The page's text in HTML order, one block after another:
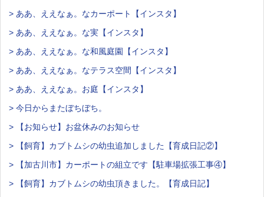
> ああ、ええなぁ。なカーポート【インスタ】
> ああ、ええなぁ。な実【インスタ】
> ああ、ええなぁ。な和風庭園【インスタ】
> ああ、ええなぁ。なテラス空間【インスタ】
> ああ、ええなぁ。お庭【インスタ】
> 今日からまたぼちぼち。
> 【お知らせ】お盆休みのお知らせ
> 【飼育】カブトムシの幼虫追加しました【育成日記②】
> 【加古川市】カーポートの組立です【駐車場拡張工事④】
> 【飼育】カブトムシの幼虫頂きました。【育成日記】